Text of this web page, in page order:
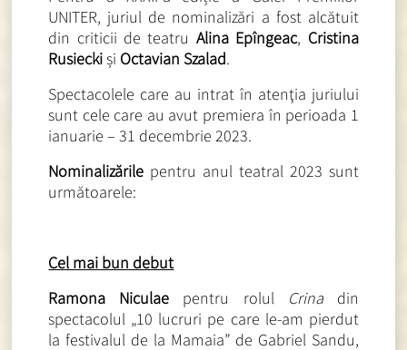
UNITER, juriul de nominalizări a fost alcătuit
din criticii de teatru Alina Epîngeac, Cristina
Rusieckiși Octavian Szalad.
Spectacolele care au intrat în atenţia juriului
sunt cele care au avut premiera în perioada 1
ianuarie – 31 decembrie 2023.
Nominalizările pentru anul teatral 2023 sunt
următoarele:
Cel mai bun debut
Ramona Niculae pentru rolul Crinadin
spectacolul „10 lucruri pe care le-am pierdut
la festivalul de la Mamaia” de Gabriel Sandu,